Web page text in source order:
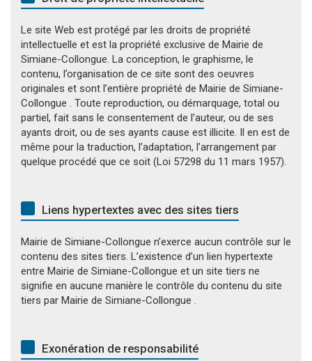
Le site Web est protégé par les droits de propriété
intellectuelle et est la propriété exclusive de Mairie de
Simiane-Collongue. La conception, le graphisme, le
contenu, l’organisation de ce site sont des oeuvres
originales et sont l’entière propriété de Mairie de Simiane-
Collongue . Toute reproduction, ou démarquage, total ou
partiel, fait sans le consentement de l’auteur, ou de ses
ayants droit, ou de ses ayants cause est illicite. Il en est de
même pour la traduction, l’adaptation, l’arrangement par
quelque procédé que ce soit (Loi 57298 du 11 mars 1957).
Liens hypertextes avec des sites tiers
Mairie de Simiane-Collongue n’exerce aucun contrôle sur le
contenu des sites tiers. L’existence d’un lien hypertexte
entre Mairie de Simiane-Collongue et un site tiers ne
signifie en aucune manière le contrôle du contenu du site
tiers par Mairie de Simiane-Collongue .
Exonération de responsabilité